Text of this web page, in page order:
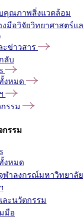
คุณภาพสิ่งแวดล้อม
งมือวิจัยวิทยาศาสตร์แ
ะข่าวสาร
ลับ
งหมด
รรม
กรรม
งหมด
ฬาลงกรณ์มหาวิทยาลัย
ละนวัตกรรม
มือ